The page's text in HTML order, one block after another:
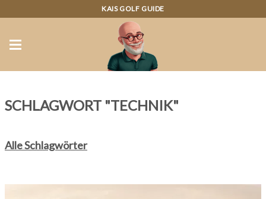
KAIS GOLF GUIDE
SCHLAGWORT "TECHNIK"
Alle Schlagwörter